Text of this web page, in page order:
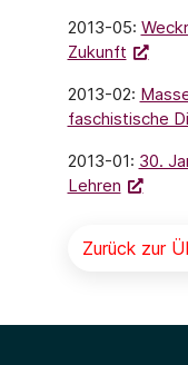
2013-05:
Zukunft
2013-02:
faschistische
2013-01: 30.
Lehren
Zurück zur